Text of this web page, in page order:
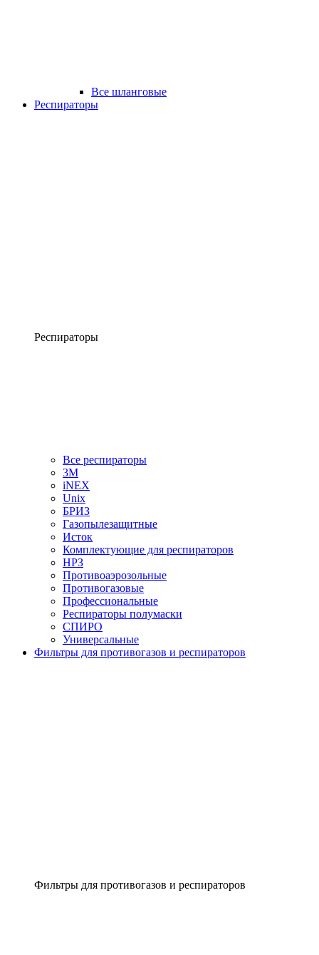
Все шланговые
Респираторы
Респираторы
Все респираторы
3М
iNEX
Unix
БРИЗ
Газопылезащитные
Исток
Комплектующие для респираторов
НРЗ
Противоаэрозольные
Противогазовые
Профессиональные
Респираторы полумаски
СПИРО
Универсальные
Фильтры для противогазов и респираторов
Фильтры для противогазов и респираторов